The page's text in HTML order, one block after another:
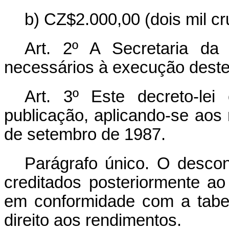
b) CZ$2.000,00 (dois mil
Art. 2º A Secretaria da
necessários à execução
Art. 3º Este decreto-
publicação, aplicando-se
de setembro de 1987.
Parágrafo único. O
creditados posteriormente
em conformidade com a
direito aos rendimentos.